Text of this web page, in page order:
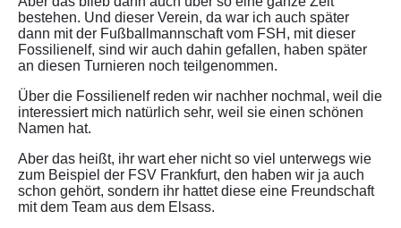
bestehen. Und dieser Verein, da war ich auch später
dann mit der Fußballmannschaft vom FSH, mit dieser
Fossilienelf, sind wir auch dahin gefallen, haben später
an diesen Turnieren noch teilgenommen.
Über die Fossilienelf reden wir nachher nochmal, weil die
interessiert mich natürlich sehr, weil sie einen schönen
Namen hat.
Aber das heißt, ihr wart eher nicht so viel unterwegs wie
zum Beispiel der FSV Frankfurt, den haben wir ja auch
schon gehört, sondern ihr hattet diese eine Freundschaft
mit dem Team aus dem Elsass.